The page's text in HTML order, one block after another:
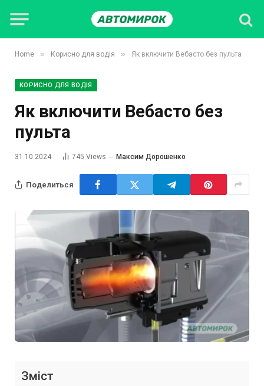
Home » Корисно для водія » Як включити Вебасто без пульта
КОРИСНО ДЛЯ ВОДІЯ
Як включити Вебасто без
пульта
31.10.2024 745 Views Максим Дорошенко
Поделиться
Зміст